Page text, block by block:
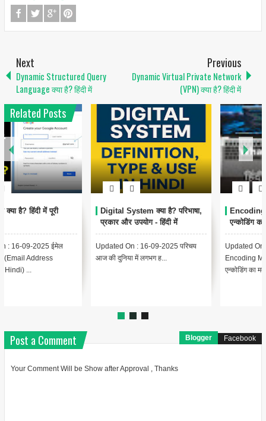
Next
Dynamic Structured Query
Language क्या है? हिंदी में
Previous
Dynamic Virtual Private Network
(VPN) क्या है? हिंदी में
Related Posts
Encoding Meaning in Hindi |
एन्कोडिंग का मतलब और उपयोग
Updated On : 13-09-2025
Encoding Meaning in Hindi |
एन्कोडिंग का मतलब Encodin...
6
थंबनेल क्या है? | Thumbnail
Meaning in Hindi (YouTube
& Computer Example)
{ "@context": "https://schema.org",
Post a Comment Blogger Facebook
Your Comment Will be Show after Approval , Thanks